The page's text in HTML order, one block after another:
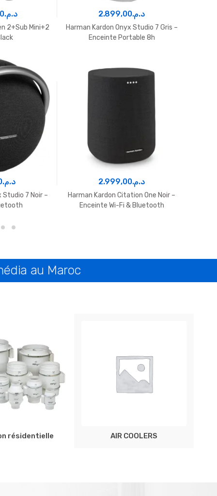
د.م.
2+Sub Mini+2
د.م.2.899,00
Harman Kardon Onyx Studio 7 Gris –
Enceinte Portable 8h
د.م.
Studio 7 Noir –
د.م.2.999,00
Harman Kardon Citation One Noir –
Enceinte Wi-Fi & Bluetooth
au Maroc
résidentielle AIR COOLERS